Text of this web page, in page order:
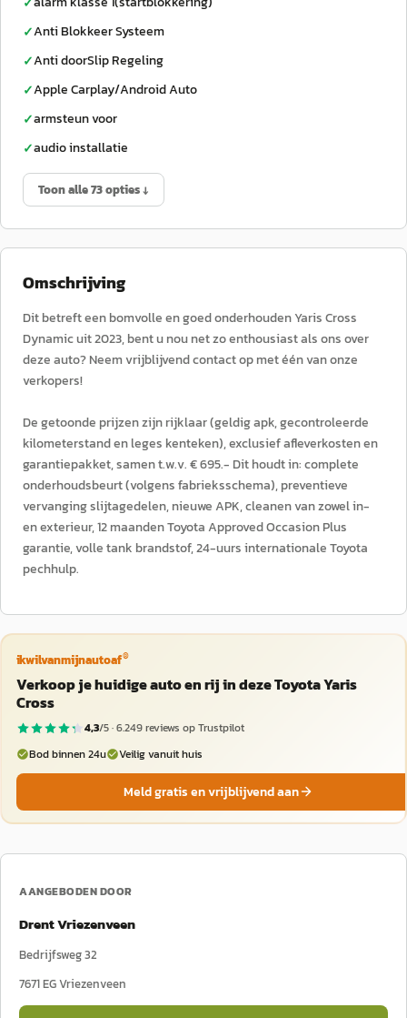
✓Anti Blokkeer Systeem
✓Anti doorSlip Regeling
✓Apple Carplay/Android Auto
✓armsteun voor
✓audio installatie
Toon alle 73 opties ↓
Omschrijving
Dit betreft een bomvolle en goed onderhouden Yaris Cross
Dynamic uit 2023, bent u nou net zo enthousiast als ons over
deze auto? Neem vrijblijvend contact op met één van onze
verkopers!
De getoonde prijzen zijn rijklaar (geldig apk, gecontroleerde
kilometerstand en leges kenteken), exclusief afleverkosten en
garantiepakket, samen t.w.v. € 695.- Dit houdt in: complete
onderhoudsbeurt (volgens fabrieksschema), preventieve
vervanging slijtagedelen, nieuwe APK, cleanen van zowel in-
en exterieur, 12 maanden Toyota Approved Occasion Plus
garantie, volle tank brandstof, 24-uurs internationale Toyota
pechhulp.
ikwilvanmijnautoaf®
Verkoop je huidige auto en rij in deze Toyota Yaris
Cross
4,3/5 ·6.249reviews op Trustpilot
Bod binnen 24u
Veilig vanuit huis
Meld gratis en vrijblijvend aan
AANGEBODEN DOOR
Drent Vriezenveen
Bedrijfsweg 32
7671 EGVriezenveen